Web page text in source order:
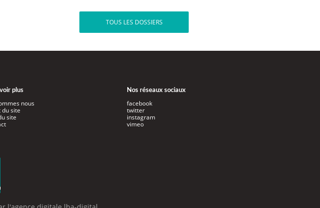
TOUS LES DOSSIERS
plus
nous
du site
site
Nos réseaux sociaux
facebook
twitter
instagram
vimeo